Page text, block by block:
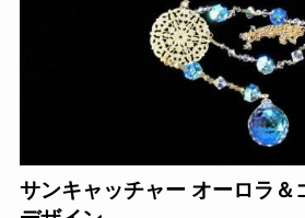
サンキャッチャー オーロラ